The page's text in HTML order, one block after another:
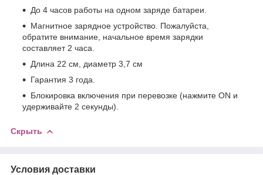
До 4 часов работы на одном заряде батареи.
Магнитное зарядное устройство. Пожалуйста,
обратите внимание, начальное время зарядки
составляет 2 часа.
Длина 22 см, диаметр 3,7 см
Гарантия 3 года.
Блокировка включения при перевозке (нажмите ON и
удерживайте 2 секунды).
Скрыть
Условия доставки